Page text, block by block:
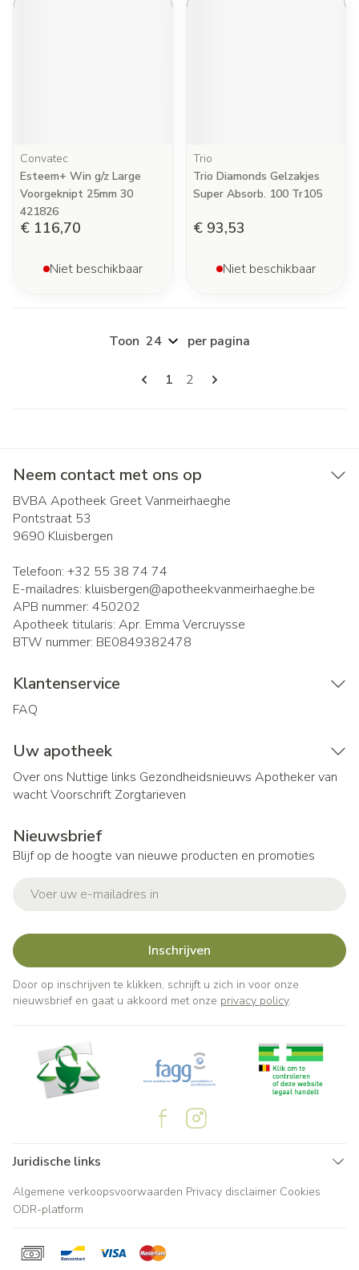
Convatec
Esteem+ Win g/z Large
Voorgeknipt 25mm 30
421826
€ 116,70
Niet beschikbaar
Trio
Trio Diamonds Gelzakjes
Super Absorb. 100 Tr105
€ 93,53
Niet beschikbaar
Pagina's
U lees momenteel pagina
1 Pagina
2
Toon per pagina
Neem contact met ons op
BVBA Apotheek Greet Vanmeirhaeghe
Pontstraat 53
9690 Kluisbergen
Telefoon: +32 55 38 74 74
E-mailadres: kluisbergen@apotheekvanmeirhaeghe.be
APB nummer: 450202
Apotheek titularis: Apr. Emma Vercruysse
BTW nummer: BE0849382478
Klantenservice
FAQ
Uw apotheek
Over ons Nuttige links Gezondheidsnieuws Apotheker van
wachtVoorschrift Zorgtarieven
Nieuwsbrief
Blijf op de hoogte van nieuwe producten en promoties
Inschrijven
Door op inschrijven te klikken, schrijft u zich in voor onze
nieuwsbrief en gaat u akkoord met onze privacy policy.
Juridische links
Algemene verkoopsvoorwaarden Privacy disclaimer Cookies
ODR-platform